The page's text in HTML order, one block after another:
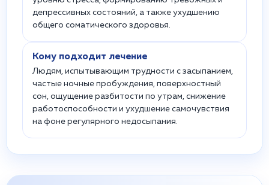
депрессивных состояний, а также ухудшению
общего соматического здоровья.
Кому подходит лечение
Людям, испытывающим трудности с засыпанием,
частые ночные пробуждения, поверхностный
сон, ощущение разбитости по утрам, снижение
работоспособности и ухудшение самочувствия
на фоне регулярного недосыпания.